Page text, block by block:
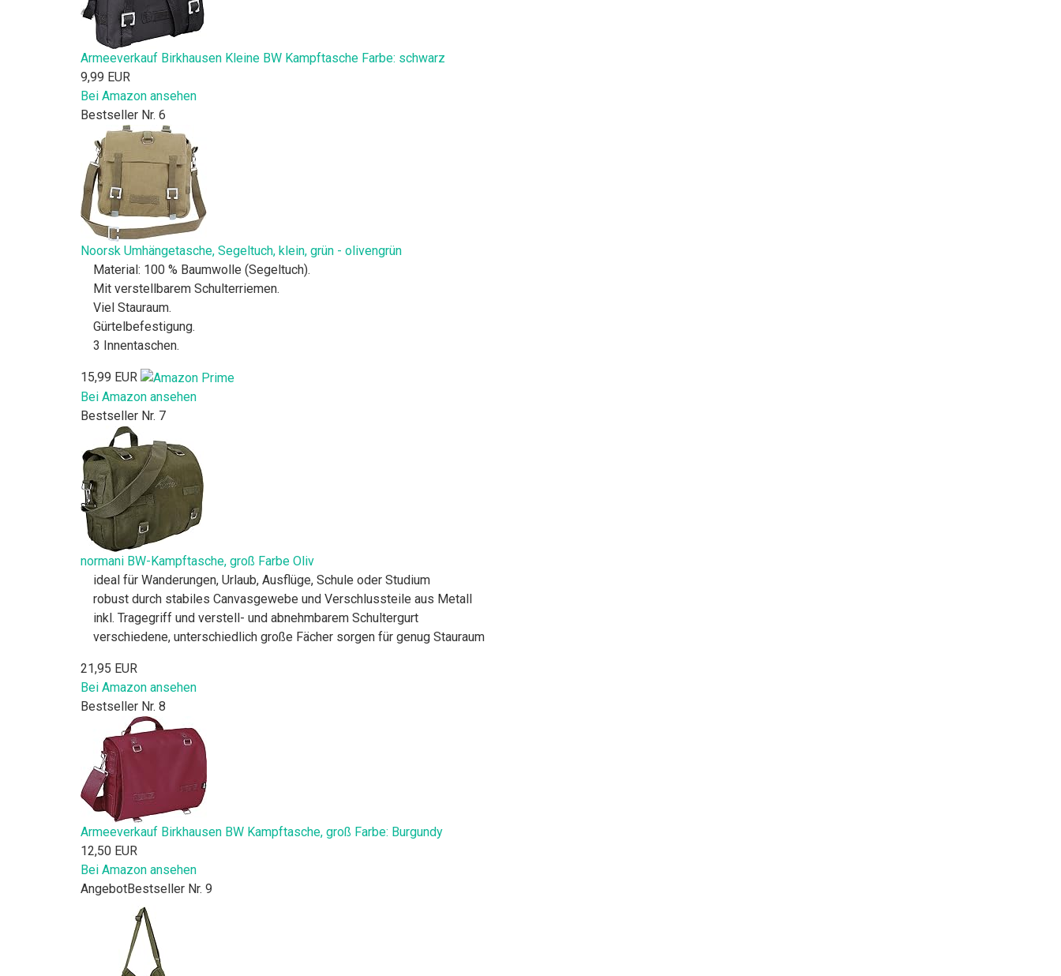
Armeeverkauf Birkhausen Kleine BW Kampftasche Farbe: schwarz
9,99 EUR
Bei Amazon ansehen
Bestseller Nr. 6
Noorsk Umhängetasche, Segeltuch, klein, grün - olivengrün
Material: 100 % Baumwolle (Segeltuch).
Mit verstellbarem Schulterriemen.
Viel Stauraum.
Gürtelbefestigung.
3 Innentaschen.
15,99 EUR
Bei Amazon ansehen
Bestseller Nr. 7
normani BW-Kampftasche, groß Farbe Oliv
ideal für Wanderungen, Urlaub, Ausflüge, Schule oder Studium
robust durch stabiles Canvasgewebe und Verschlussteile aus Metall
inkl. Tragegriff und verstell- und abnehmbarem Schultergurt
verschiedene, unterschiedlich große Fächer sorgen für genug Stauraum
21,95 EUR
Bei Amazon ansehen
Bestseller Nr. 8
Armeeverkauf Birkhausen BW Kampftasche, groß Farbe: Burgundy
12,50 EUR
Bei Amazon ansehen
AngebotBestseller Nr. 9